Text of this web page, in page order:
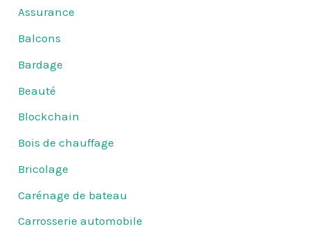
Assurance
Balcons
Bardage
Beauté
Blockchain
Bois de chauffage
Bricolage
Carénage de bateau
Carrosserie automobile